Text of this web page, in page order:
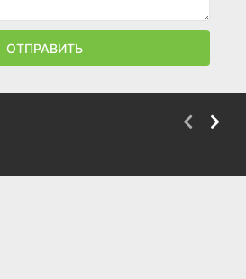
ОТПРАВИТЬ